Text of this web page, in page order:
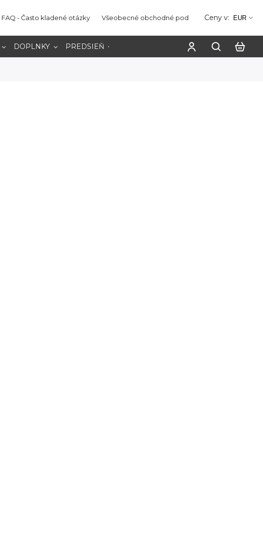
FAQ - Často kladené otázky Všeobecné obchodné podmienky Ochrana
Ceny v: EUR
DOPLNKY PREDSIEŇ